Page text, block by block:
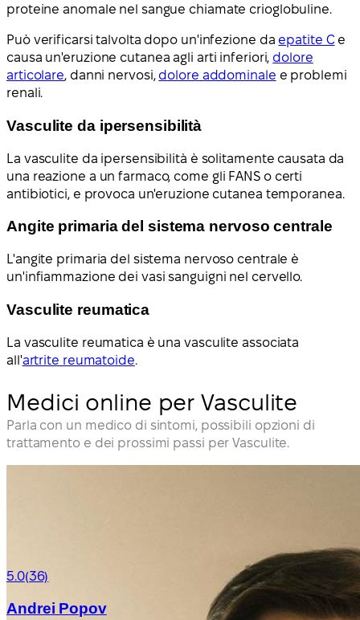
proteine anomale nel sangue chiamate crioglobuline.
Può verificarsi talvolta dopo un'infezione da epatite Ce
causa un'eruzione cutanea agli arti inferiori, dolore
articolare, danni nervosi, dolore addominale e problemi
renali.
Vasculite da ipersensibilità
La vasculite da ipersensibilità è solitamente causata da
una reazione a un farmaco, come gli FANS o certi
antibiotici, e provoca un'eruzione cutanea temporanea.
Angite primaria del sistema nervoso centrale
L'angite primaria del sistema nervoso centrale è
un'infiammazione dei vasi sanguigni nel cervello.
Vasculite reumatica
La vasculite reumatica è una vasculite associata
all'artrite reumatoide.
Medici online per Vasculite
Parla con un medico di sintomi, possibili opzioni di
trattamento e dei prossimi passi per Vasculite.
5.0(36)
Andrei Popov